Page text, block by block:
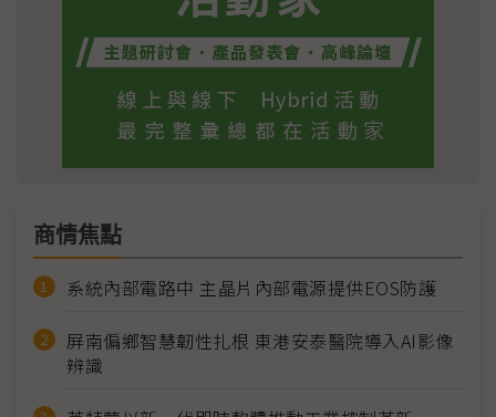
商情焦點
系統內部電路中 主晶片內部電源提供EOS防護
屏南偏鄉智慧韌性扎根 東港安泰醫院導入AI影像
辨識